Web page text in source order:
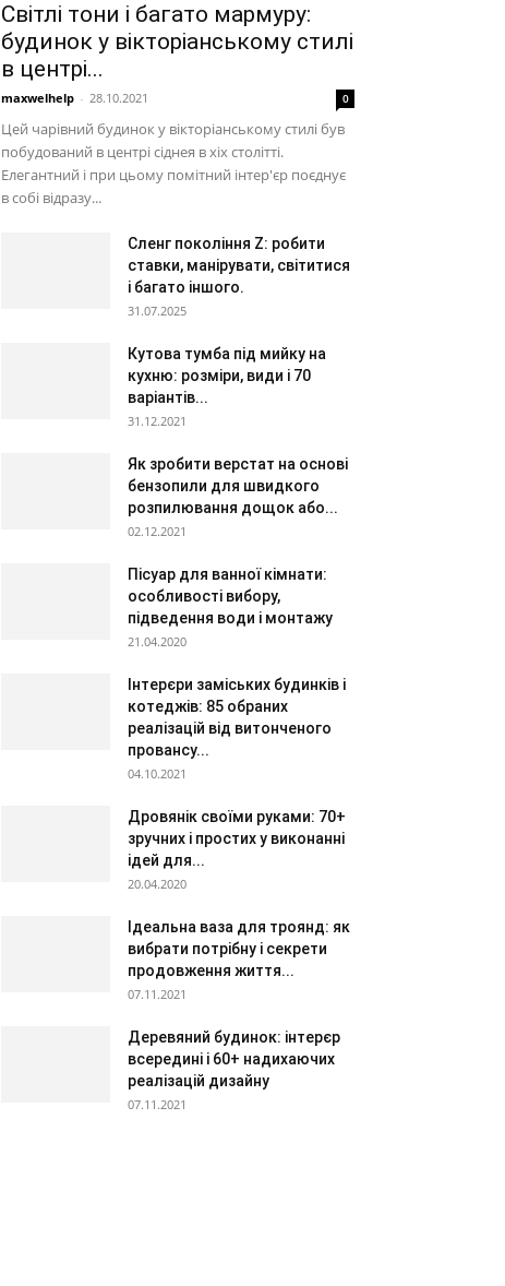
Світлі тони і багато мармуру:
будинок у вікторіанському стилі
в центрі...
maxwelhelp - 28.10.2021 0
Цей чарівний будинок у вікторіанському стилі був
побудований в центрі сіднея в xix столітті.
Елегантний і при цьому помітний інтер'єр поєднує
в собі відразу...
Сленг покоління Z: робити
ставки, манірувати, світитися
і багато іншого.
31.07.2025
Кутова тумба під мийку на
кухню: розміри, види і 70
варіантів...
31.12.2021
Як зробити верстат на основі
бензопили для швидкого
розпилювання дощок або...
02.12.2021
Пісуар для ванної кімнати:
особливості вибору,
підведення води і монтажу
21.04.2020
Інтерєри заміських будинків і
котеджів: 85 обраних
реалізацій від витонченого
провансу...
04.10.2021
Дровянік своїми руками: 70+
зручних і простих у виконанні
ідей для...
20.04.2020
Ідеальна ваза для троянд: як
вибрати потрібну і секрети
продовження життя...
07.11.2021
Деревяний будинок: інтерєр
всередині і 60+ надихаючих
реалізацій дизайну
07.11.2021